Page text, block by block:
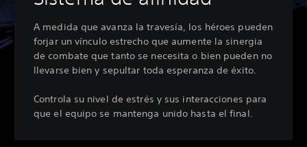
A medida que avanza la travesía, los héroes pueden
forjar un vínculo estrecho que aumente la sinergia
de combate que tanto se necesita o bien pueden no
llevarse bien y sepultar toda esperanza de éxito.
Controla su nivel de estrés y sus interacciones para
que el equipo se mantenga unido hasta el final.